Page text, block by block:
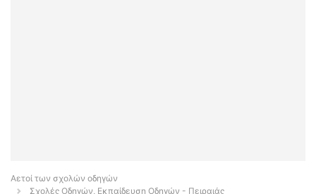
Αετοί των σχολών οδηγών
Σχολές Οδηγών, Εκπαίδευση Οδηγών - Πειραιάς